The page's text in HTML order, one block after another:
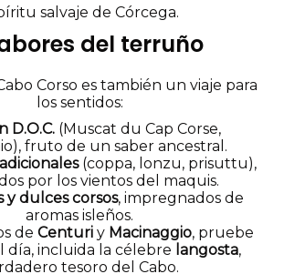
salvaje de Córcega.
del terruño
Corso es también un viaje para
los sentidos:
D.O.C.(Muscat du Cap Corse,
fruto de un saber ancestral.
(coppa, lonzu, prisuttu),
por los vientos del maquis.
y dulces corsos, impregnados de
aromas isleños.
de Centuri y Macinaggio, pruebe
día, incluida la célebre langosta,
tesoro del Cabo.